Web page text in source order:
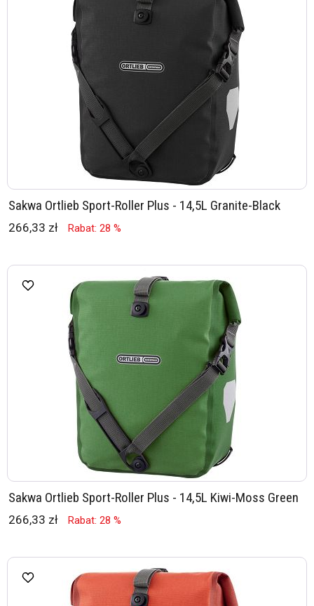
Sakwa Ortlieb Sport-Roller Plus - 14,5L Granite-Black
266,33 zł Rabat: 28 %
Sakwa Ortlieb Sport-Roller Plus - 14,5L Kiwi-Moss Green
266,33 zł Rabat: 28 %